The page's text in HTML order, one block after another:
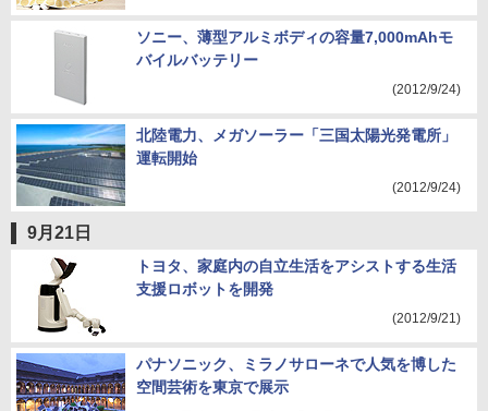
ソニー、薄型アルミボディの容量7,000mAhモ
バイルバッテリー
(2012/9/24)
北陸電力、メガソーラー「三国太陽光発電所」
運転開始
(2012/9/24)
9月21日
トヨタ、家庭内の自立生活をアシストする生活
支援ロボットを開発
(2012/9/21)
パナソニック、ミラノサローネで人気を博した
空間芸術を東京で展示